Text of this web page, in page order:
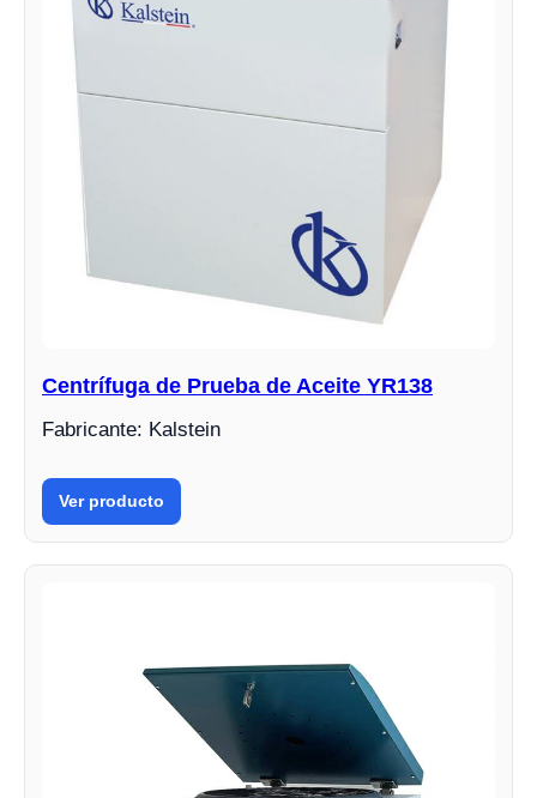
Centrífuga de Prueba de Aceite YR138
Fabricante: Kalstein
Ver producto